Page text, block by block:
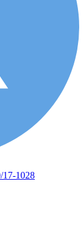
17-1028